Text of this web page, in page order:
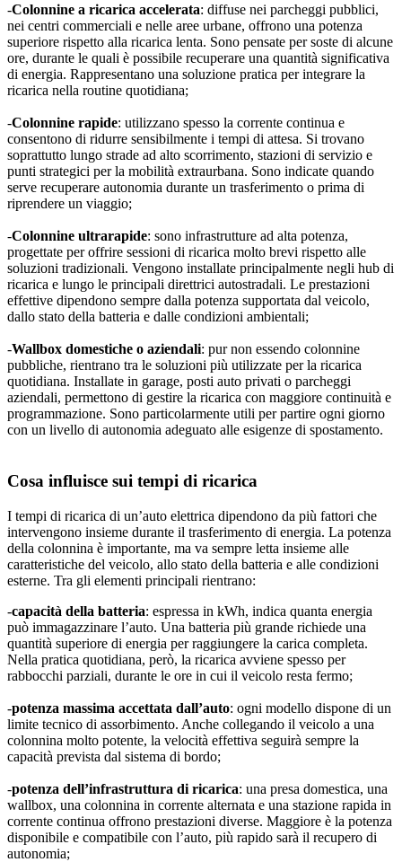
-Colonnine a ricarica accelerata: diffuse nei parcheggi pubblici,
nei centri commerciali e nelle aree urbane, offrono una potenza
superiore rispetto alla ricarica lenta. Sono pensate per soste di alcune
ore, durante le quali è possibile recuperare una quantità significativa
di energia. Rappresentano una soluzione pratica per integrare la
ricarica nella routine quotidiana;
-Colonnine rapide: utilizzano spesso la corrente continua e
consentono di ridurre sensibilmente i tempi di attesa. Si trovano
soprattutto lungo strade ad alto scorrimento, stazioni di servizio e
punti strategici per la mobilità extraurbana. Sono indicate quando
serve recuperare autonomia durante un trasferimento o prima di
riprendere un viaggio;
-Colonnine ultrarapide: sono infrastrutture ad alta potenza,
progettate per offrire sessioni di ricarica molto brevi rispetto alle
soluzioni tradizionali. Vengono installate principalmente negli hub di
ricarica e lungo le principali direttrici autostradali. Le prestazioni
effettive dipendono sempre dalla potenza supportata dal veicolo,
dallo stato della batteria e dalle condizioni ambientali;
-Wallbox domestiche o aziendali: pur non essendo colonnine
pubbliche, rientrano tra le soluzioni più utilizzate per la ricarica
quotidiana. Installate in garage, posti auto privati o parcheggi
aziendali, permettono di gestire la ricarica con maggiore continuità e
programmazione. Sono particolarmente utili per partire ogni giorno
con un livello di autonomia adeguato alle esigenze di spostamento.
Cosa influisce sui tempi di ricarica
I tempi di ricarica di un’auto elettrica dipendono da più fattori che
intervengono insieme durante il trasferimento di energia. La potenza
della colonnina è importante, ma va sempre letta insieme alle
caratteristiche del veicolo, allo stato della batteria e alle condizioni
esterne. Tra gli elementi principali rientrano:
-capacità della batteria: espressa in kWh, indica quanta energia
può immagazzinare l’auto. Una batteria più grande richiede una
quantità superiore di energia per raggiungere la carica completa.
Nella pratica quotidiana, però, la ricarica avviene spesso per
rabbocchi parziali, durante le ore in cui il veicolo resta fermo;
-potenza massima accettata dall’auto: ogni modello dispone di un
limite tecnico di assorbimento. Anche collegando il veicolo a una
colonnina molto potente, la velocità effettiva seguirà sempre la
capacità prevista dal sistema di bordo;
-potenza dell’infrastruttura di ricarica: una presa domestica, una
wallbox, una colonnina in corrente alternata e una stazione rapida in
corrente continua offrono prestazioni diverse. Maggiore è la potenza
disponibile e compatibile con l’auto, più rapido sarà il recupero di
autonomia;